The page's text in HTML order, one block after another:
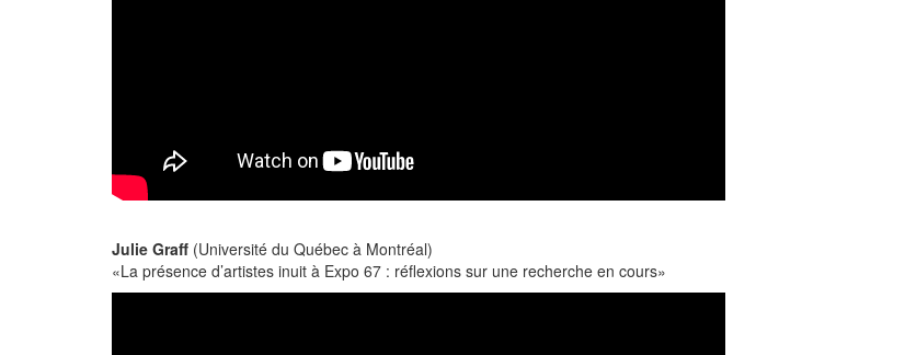
Julie Graff (Université du Québec à Montréal)
«La présence d’artistes inuit à Expo 67 : réflexions sur une recherche en cours»